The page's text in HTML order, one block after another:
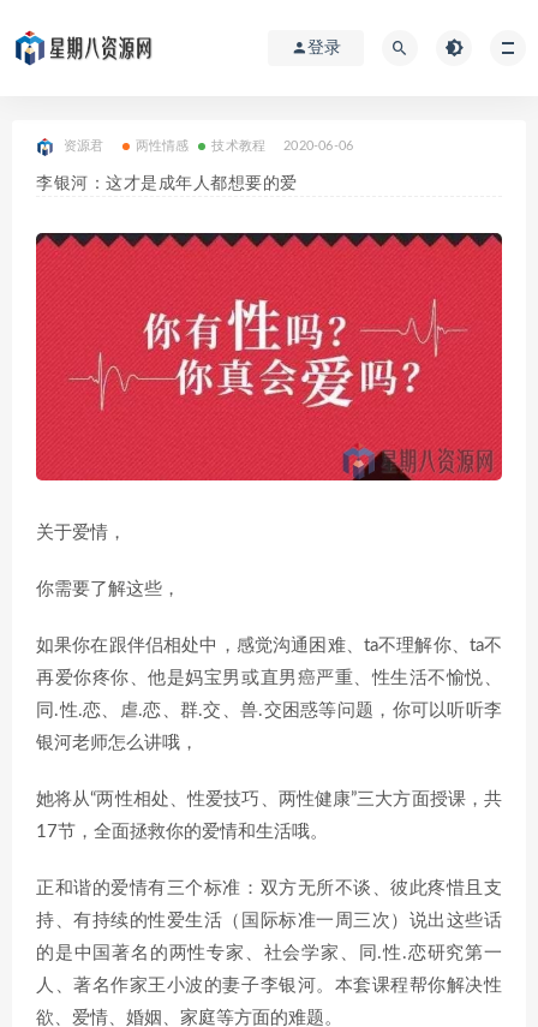
登录
资源君 两性情感 技术教程 2020-06-06
李银河：这才是成年人都想要的爱
关于爱情，
你需要了解这些，
如果你在跟伴侣相处中，感觉沟通困难、ta不理解你、ta不
再爱你疼你、他是妈宝男或直男癌严重、性生活不愉悦、
同.性.恋、虐.恋、群.交、兽.交困惑等问题，你可以听听李
银河老师怎么讲哦，
她将从“两性相处、性爱技巧、两性健康”三大方面授课，共
17节，全面拯救你的爱情和生活哦。
正和谐的爱情有三个标准：双方无所不谈、彼此疼惜且支
持、有持续的性爱生活（国际标准一周三次）说出这些话
的是中国著名的两性专家、社会学家、同.性.恋研究第一
人、著名作家王小波的妻子李银河。本套课程帮你解决性
欲、爱情、婚姻、家庭等方面的难题。